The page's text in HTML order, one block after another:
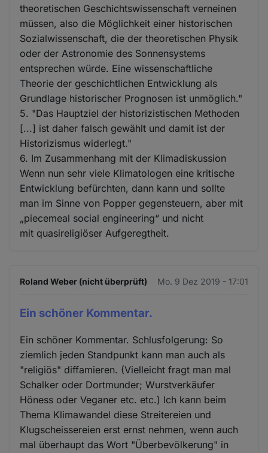
theoretischen Geschichtswissenschaft verneinen
müssen, also die Möglichkeit einer historischen
Sozialwissenschaft, die der theoretischen Physik
oder der Astronomie des Sonnensystems
entsprechen würde. Eine wissenschaftliche
Theorie der geschichtlichen Entwicklung als
Grundlage historischer Prognosen ist unmöglich."
5. "Das Hauptziel der historizistischen Methoden
[...] ist daher falsch gewählt und damit ist der
Historizismus widerlegt."
6. Im Zusammenhang mit der Klimadiskussion
Wenn nun sehr viele Klimatologen eine kritische
Entwicklung befürchten, dann kann und sollte
man im Sinne von Popper gegensteuern, aber mit
„piecemeal social engineering“ und nicht
mit quasireligiöser Aufgeregtheit.
Roland Weber (nicht überprüft) Mo. 9 Dez 2019 - 17:01
Ein schöner Kommentar.
Ein schöner Kommentar. Schlusfolgerung: So
ziemlich jeden Standpunkt kann man auch als
"religiös" diffamieren. (Vielleicht fragt man mal
Schalker oder Dortmunder; Wurstverkäufer
Höness oder Veganer etc. etc.) Ich kann beim
Thema Klimawandel diese Streitereien und
Klugscheissereien erst ernst nehmen, wenn auch
mal überhaupt das Wort "Überbevölkerung" in